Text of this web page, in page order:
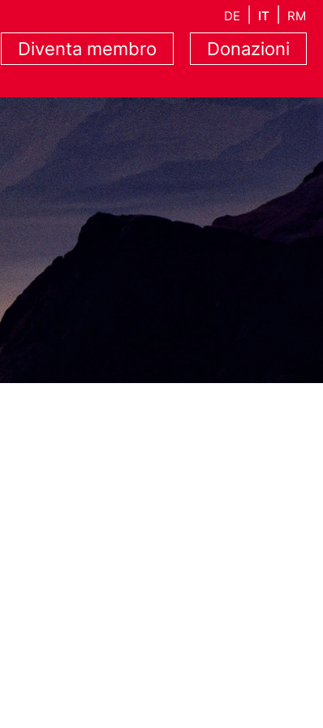
DE IT RM
Diventa membro Donazioni